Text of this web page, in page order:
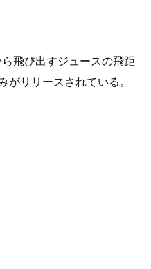
飛び出すジュースの飛距
がリリースされている。